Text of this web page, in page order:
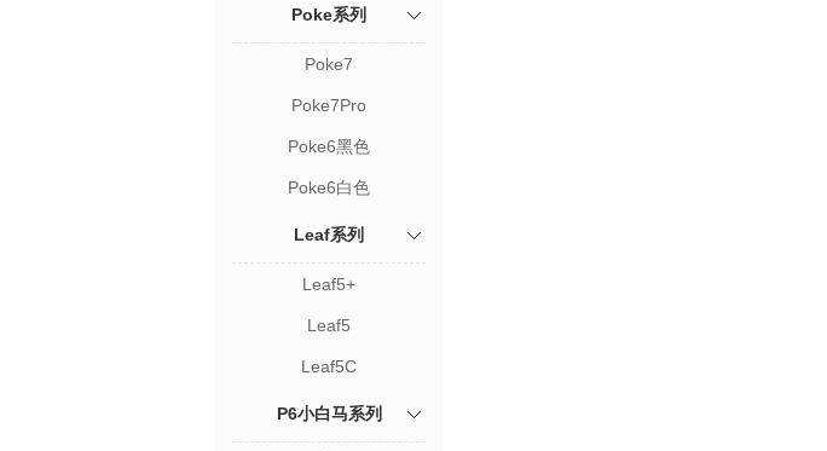
Poke系列
Poke7
Poke7Pro
Poke6黑色
Poke6白色
Leaf系列
Leaf5+
Leaf5
Leaf5C
P6小白马系列